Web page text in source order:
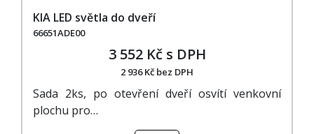
KIA LED světla do dveří
66651ADE00
3 552 Kč s DPH
2 936 Kč bez DPH
Sada 2ks, po otevření dveří osvítí venkovní
plochu pro…